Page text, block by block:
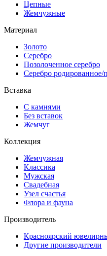
Цепные
Жемчужные
Материал
Золото
Серебро
Позолоченное серебро
Серебро родированное/
Вставка
С камнями
Без вставок
Жемчуг
Коллекция
Жемчужная
Классика
Мужская
Свадебная
Узел счастья
Флора и фауна
Производитель
Красноярский
Другие производители